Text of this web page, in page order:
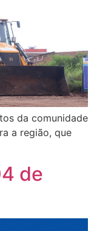
da comunidade
a região, que
de